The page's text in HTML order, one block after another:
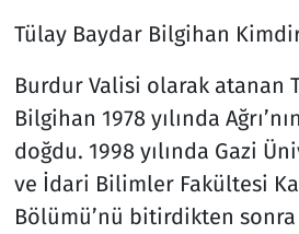
Tülay Baydar Bilgihan
Burdur Valisi olarak atanan
Bilgihan 1978 yılında
doğdu. 1998 yılında Gazi
ve İdari Bilimler Fakültesi
Bölümü’nü bitirdikten sonra